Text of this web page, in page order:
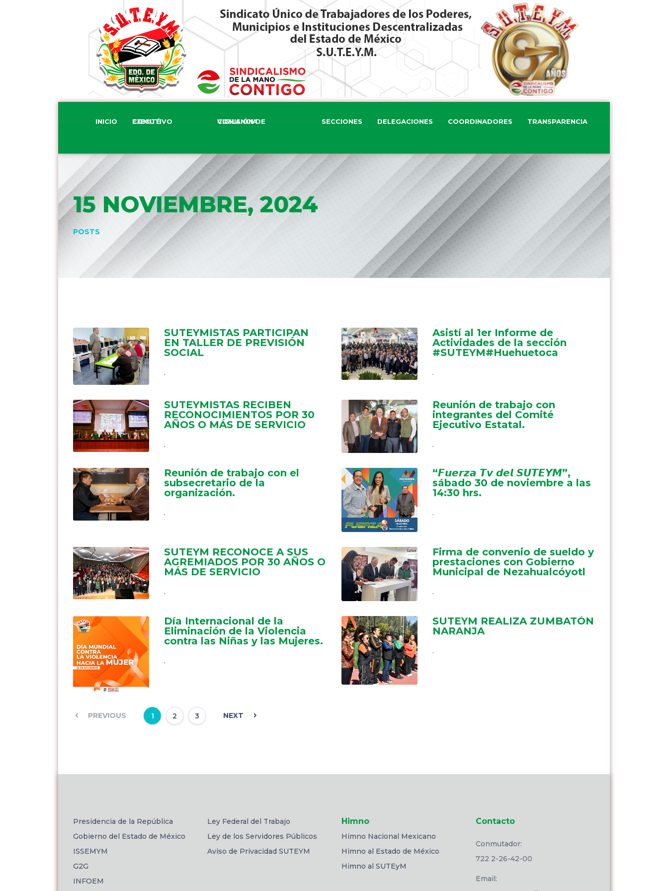
INICIO COMITÉ EJECUTIVO COMISIÓN DE VIGILANCIA SECCIONES DELEGACIONES COORDINADORES TRANSPARENCIA
15 NOVIEMBRE, 2024
POSTS
SUTEYMISTAS PARTICIPAN
EN TALLER DE PREVISIÓN
SOCIAL
.
Asistí al 1er Informe de
Actividades de la sección
#SUTEYM#Huehuetoca
.
SUTEYMISTAS RECIBEN
RECONOCIMIENTOS POR 30
AÑOS O MÁS DE SERVICIO
.
Reunión de trabajo con
integrantes del Comité
Ejecutivo Estatal.
.
Reunión de trabajo con el
subsecretario de la
organización.
.
“𝙁𝙪𝙚𝙧𝙯𝙖 𝙏𝙫 𝙙𝙚𝙡 𝙎𝙐𝙏𝙀𝙔𝙈”,
sábado 30 de noviembre a las
14:30 hrs.
.
SUTEYM RECONOCE A SUS
AGREMIADOS POR 30 AÑOS O
MÁS DE SERVICIO
.
Firma de convenio de sueldo y
prestaciones con Gobierno
Municipal de Nezahualcóyotl
.
Día Internacional de la
Eliminación de la Violencia
contra las Niñas y las Mujeres.
.
SUTEYM REALIZA ZUMBATÓN
NARANJA
.
PREVIOUS 1 2 3 NEXT
Presidencia de la República
Gobierno del Estado de México
ISSEMYM
G2G
INFOEM
Ley Federal del Trabajo
Ley de los Servidores Públicos
Aviso de Privacidad SUTEYM
Himno
Himno Nacional Mexicano
Himno al Estado de México
Himno al SUTEyM
Contacto
Conmutador:
722 2-26-42-00
Email: